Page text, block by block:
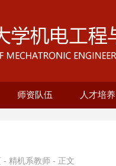
师资队伍 人才培养
- 精机系教师 - 正文